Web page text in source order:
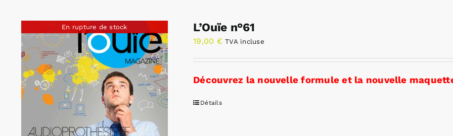
En rupture de stock L’Ouïe n°61
19,00 € TVA incluse
Découvrez la nouvelle formule et la nouvelle
Détails